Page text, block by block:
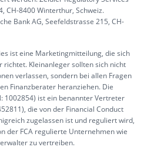
CH-8400 Winterthur, Schweiz.
Bank AG, Seefeldstrasse 215, CH-
ist eine Marketingmitteilung, die sich
richtet. Kleinanleger sollten sich nicht
verlassen, sondern bei allen Fragen
Finanzberater heranziehen. Die
1002854) ist ein benannter Vertreter
die von der Financial Conduct
zugelassen ist und reguliert wird,
der FCA regulierte Unternehmen wie
zu vertreiben.